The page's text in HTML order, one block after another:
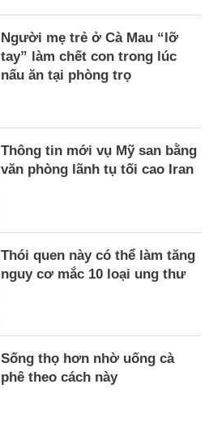
Người mẹ trẻ ở Cà Mau “lỡ
tay” làm chết con trong lúc
nấu ăn tại phòng trọ
Thông tin mới vụ Mỹ san bằng
văn phòng lãnh tụ tối cao Iran
Thói quen này có thể làm tăng
nguy cơ mắc 10 loại ung thư
Sống thọ hơn nhờ uống cà
phê theo cách này